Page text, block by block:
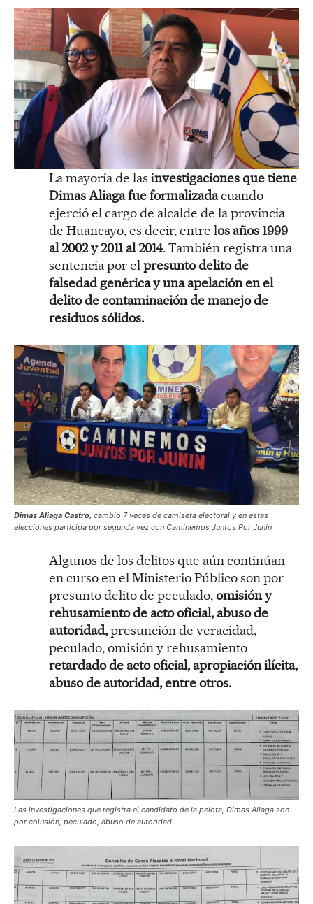
La mayoría de las investigaciones que tiene
Dimas Aliaga fue formalizadacuando
ejerció el cargo de alcalde de la provincia
de Huancayo, es decir, entre los años 1999
al 2002 y 2011 al 2014. También registra una
sentencia por elpresunto delito de
falsedad genérica y una apelación en el
delito de contaminación de manejo de
residuos sólidos.
Dimas Aliaga Castro, cambió 7 veces de camiseta electoral y en estas
elecciones participa por segunda vez con Caminemos Juntos Por Junín
Algunos de los delitos que aún continúan
en curso en el Ministerio Público son por
presunto delito de peculado,omisión y
rehusamiento de acto oficial, abuso de
autoridad,presunción de veracidad,
peculado, omisión y rehusamiento
retardado de acto oficial, apropiación ilícita,
abuso de autoridad, entre otros.
Las investigaciones que registra el candidato de la pelota, Dimas Aliaga son
por colusión, peculado, abuso de autoridad.